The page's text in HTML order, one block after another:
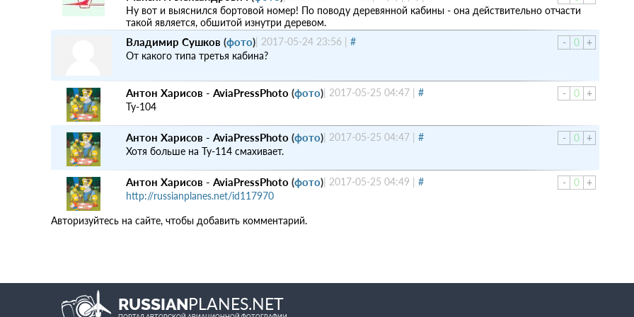
Ну вот и выяснился бортовой номер! По поводу деревянной кабины - она действительно отчасти
такой является, обшитой изнутри деревом.
-
0 +
Владимир Сушков (фото)| 2017-05-24 23:56 | #
От какого типа третья кабина?
- 0 +
Антон Харисов - AviaPressPhoto (фото)| 2017-05-25 04:47 | #
Ту-104
- 0 +
Антон Харисов - AviaPressPhoto (фото)| 2017-05-25 04:47 | #
Хотя больше на Ту-114 смахивает.
- 0 +
Антон Харисов - AviaPressPhoto (фото)| 2017-05-25 04:49 | #
http://russianplanes.net/id117970
Авторизуйтесь на сайте, чтобы добавить комментарий.
RUSSIANPLANES.NET